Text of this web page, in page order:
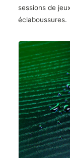
sessions de
éclaboussures.